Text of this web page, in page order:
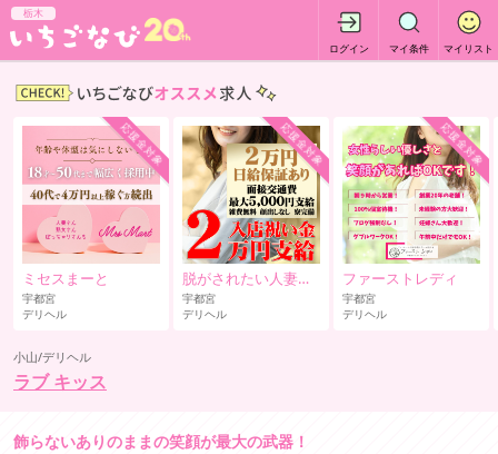
栃木
ログイン マイ条件 マイリスト
応援金対象
ミセスまーと
宇都宮
デリヘル
応援金対象
脱がされたい人妻 宇都宮店
宇都宮
デリヘル
応援金対象
ファーストレディ
宇都宮
デリヘル
小山/デリヘル
ラブ キッス
飾らないありのままの笑顔が最大の武器！